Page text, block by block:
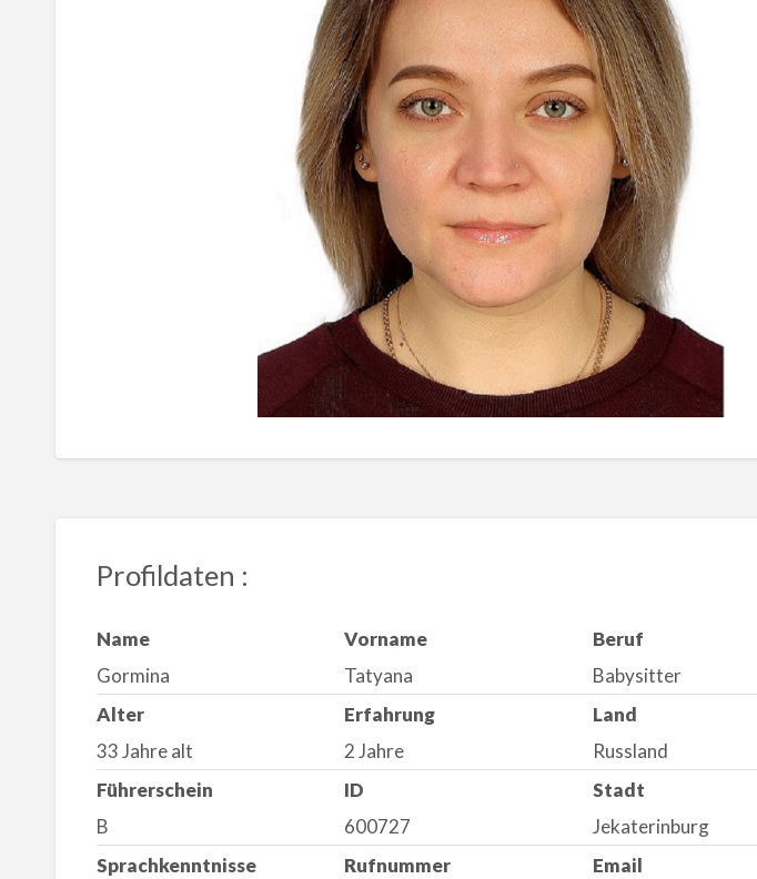
Profildaten :
Name
Gormina
Vorname
Tatyana
Beruf
Babysitter
Alter
33 Jahre alt
Erfahrung
2 Jahre
Land
Russland
Führerschein
B
ID
600727
Stadt
Jekaterinburg
Sprachkenntnisse
Rufnummer
Email